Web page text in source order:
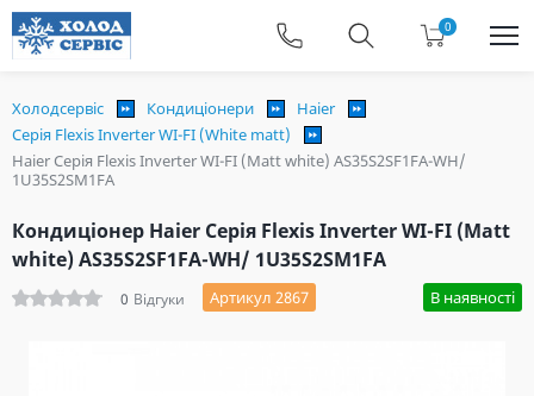
0
Холодсервіс Кондиціонери
Haier
Серія Flexis Inverter WI-FI (White matt)
Haier Серія Flexis Inverter WI-FI (Matt white) AS35S2SF1FA-WH/
1U35S2SM1FA
Кондиціонер Haier Серія Flexis Inverter WI-FI (Matt
white) AS35S2SF1FA-WH/ 1U35S2SM1FA
0 Відгуки Артикул 2867 В наявності